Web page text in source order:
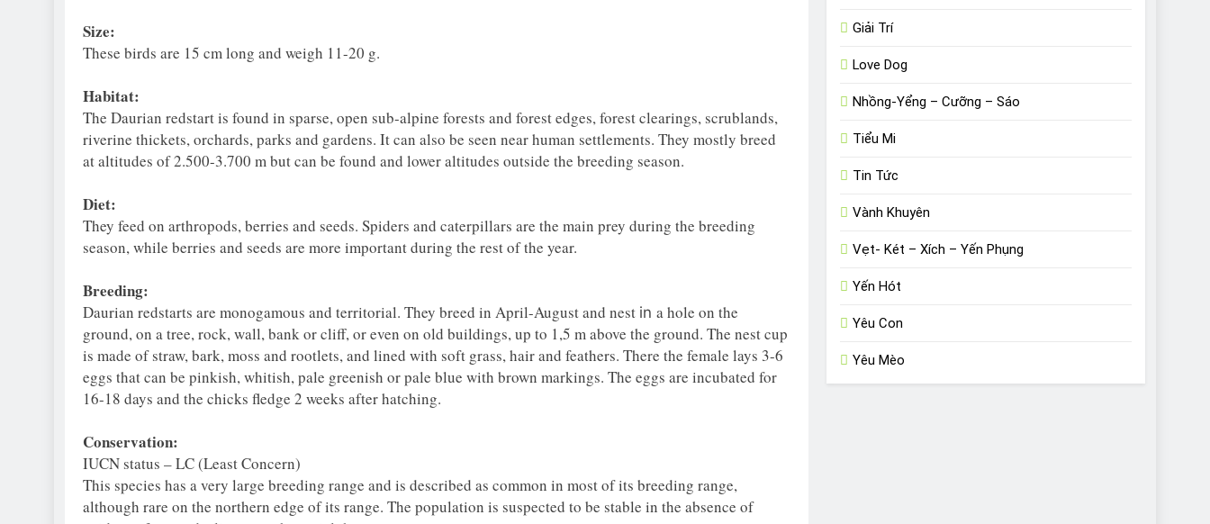
Size:
These birds are 15 cm long and weigh 11-20 g.
Habitat:
The Daurian redstart is found in sparse, open sub-alpine forests and forest edges, forest clearings, scrublands,
riverine thickets, orchards, parks and gardens. It can also be seen near human settlements. They mostly breed
at altitudes of 2.500-3.700 m but can be found and lower altitudes outside the breeding season.
Diet:
They feed on arthropods, berries and seeds. Spiders and caterpillars are the main prey during the breeding
season, while berries and seeds are more important during the rest of the year.
Breeding:
Daurian redstarts are monogamous and territorial. They breed in April-August and nest in a hole on the
ground, on a tree, rock, wall, bank or cliff, or even on old buildings, up to 1,5 m above the ground. The nest cup
is made of straw, bark, moss and rootlets, and lined with soft grass, hair and feathers. There the female lays 3-6
eggs that can be pinkish, whitish, pale greenish or pale blue with brown markings. The eggs are incubated for
16-18 days and the chicks fledge 2 weeks after hatching.
Conservation:
IUCN status – LC (Least Concern)
This species has a very large breeding range and is described as common in most of its breeding range,
although rare on the northern edge of its range. The population is suspected to be stable in the absence of
Giải Trí
Love Dog
Nhồng-Yểng – Cưỡng – Sáo
Tiểu Mi
Tin Tức
Vành Khuyên
Vẹt- Két – Xích – Yến Phụng
Yến Hót
Yêu Con
Yêu Mèo